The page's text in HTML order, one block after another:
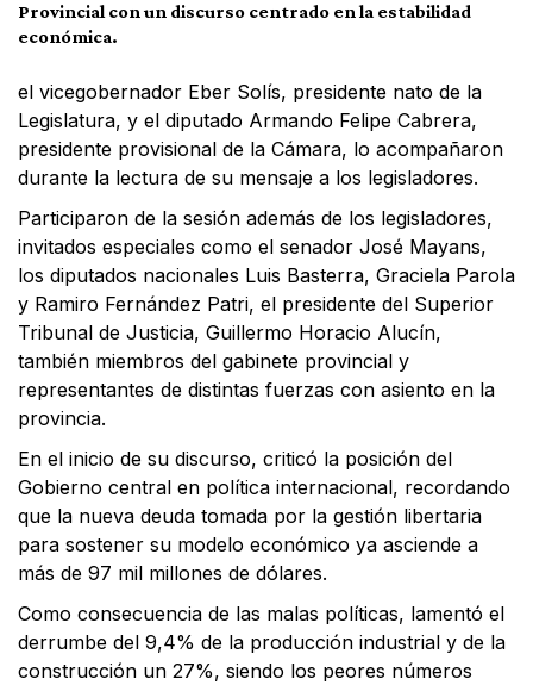
Provincial con un discurso centrado en la estabilidad
económica.
el vicegobernador Eber Solís, presidente nato de la
Legislatura, y el diputado Armando Felipe Cabrera,
presidente provisional de la Cámara, lo acompañaron
durante la lectura de su mensaje a los legisladores.
Participaron de la sesión además de los legisladores,
invitados especiales como el senador José Mayans,
los diputados nacionales Luis Basterra, Graciela Parola
y Ramiro Fernández Patri, el presidente del Superior
Tribunal de Justicia, Guillermo Horacio Alucín,
también miembros del gabinete provincial y
representantes de distintas fuerzas con asiento en la
provincia.
En el inicio de su discurso, criticó la posición del
Gobierno central en política internacional, recordando
que la nueva deuda tomada por la gestión libertaria
para sostener su modelo económico ya asciende a
más de 97 mil millones de dólares.
Como consecuencia de las malas políticas, lamentó el
derrumbe del 9,4% de la producción industrial y de la
construcción un 27%, siendo los peores números